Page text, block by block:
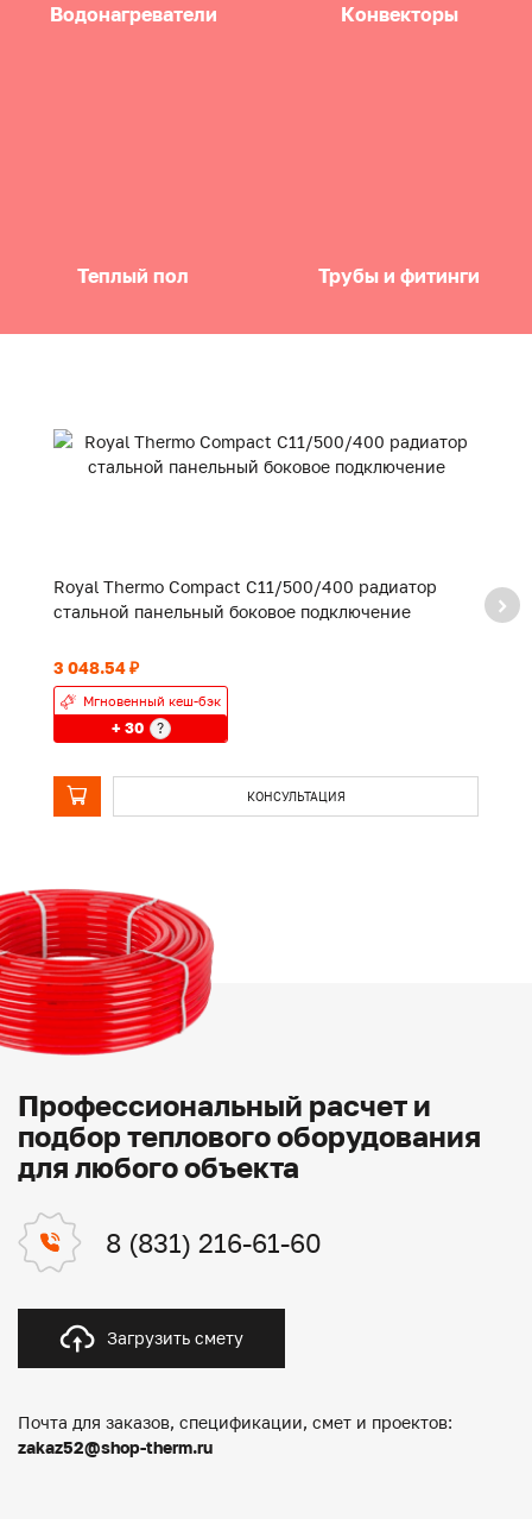
Водонагреватели Конвекторы
Теплый пол Трубы и фитинги
Royal Thermo Compact C11/500/400 радиатор
стальной панельный боковое подключение
3 048.54 ₽
Мгновенный кеш-бэк
+ 30 ?
КОНСУЛЬТАЦИЯ
Профессиональный расчет и
подбор теплового оборудования
для любого объекта
8 (831) 216-61-60
Загрузить смету
Почта для заказов, спецификации, смет и проектов:
zakaz52@shop-therm.ru